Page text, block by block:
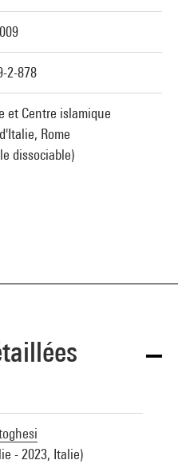
2-878
et Centre islamique
Rome
dissociable)
- 2023, Italie)